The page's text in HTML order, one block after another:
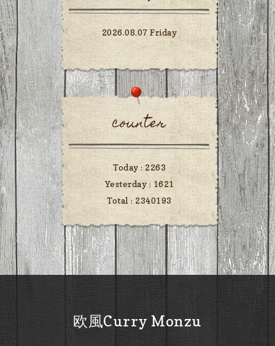
2026.08.07 Friday
counter
Today : 2263
Yesterday : 1621
Total : 2340193
欧風Curry Monzu